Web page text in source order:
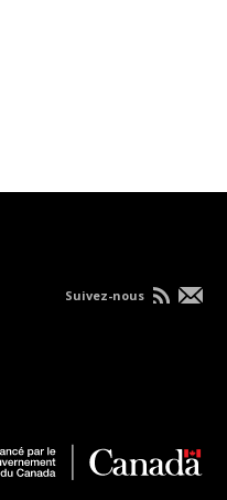
Suivez-nous